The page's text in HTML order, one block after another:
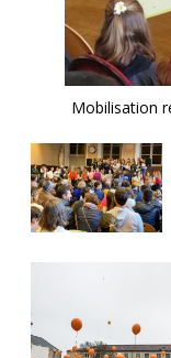
Mobilisation